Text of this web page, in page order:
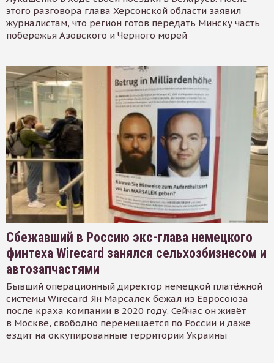
этого разговора глава Херсонской области заявил
журналистам, что регион готов передать Минску часть
побережья Азовского и Черного морей
Сбежавший в Россию экс-глава немецкого
финтеха Wirecard занялся сельхозбизнесом и
автозапчастями
Бывший операционный директор немецкой платёжной
системы Wirecard Ян Марсалек бежал из Евросоюза
после краха компании в 2020 году. Сейчас он живёт
в Москве, свободно перемещается по России и даже
ездит на оккупированные территории Украины